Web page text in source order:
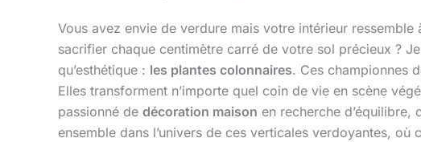
Vous avez envie de verdure mais votre intérieur ressemble
sacrifier chaque centimètre carré de votre sol précieux ?
qu’esthétique : les plantes colonnaires. Ces championnes
Elles transforment n’importe quel coin de vie en scène
passionné de décoration maison en recherche
ensemble dans l’univers de ces verticales verdoyantes,